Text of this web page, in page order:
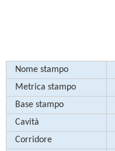
Nome stampo
Metrica stampo
Base stampo
Cavità
Corridore